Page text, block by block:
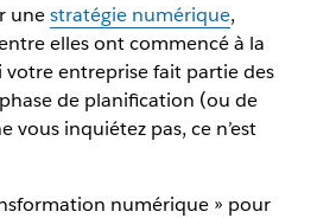
unestratégie numérique,
elles ont commencé à la
entreprise fait partie des
de planification (ou de
vous inquiétez pas, ce n’est
numérique » pour